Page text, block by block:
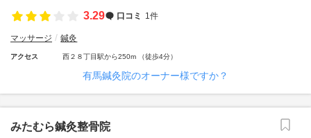
3.29
口コミ 1件
マッサージ 鍼灸
アクセス 西２８丁目駅から250m （徒歩4分）
有馬鍼灸院のオーナー様ですか？
みたむら鍼灸整骨院